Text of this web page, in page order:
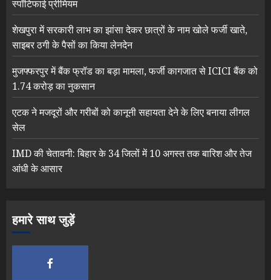
स्पॉटिफाई प्रीमियम
शेखपुरा में सरकारी लाभ का झांसा देकर छात्रों के नाम खोले फर्जी खाते,
साइबर ठगी के पैसों का किया लेनदेन
मुजफ्फरपुर में बैंक फ्रॉड का बड़ा मामला, फर्जी कागजात से ICICI बैंक को
1.74 करोड़ का नुकसान
एटक ने मजदूरों और गरीबों को कानूनी सहायता देने के लिए बनाया लीगल
सेल
IMD की चेतावनी: बिहार के 34 जिलों में 10 अगस्त तक बारिश और तेज
आंधी के आसार
हमारे साथ जुड़ें